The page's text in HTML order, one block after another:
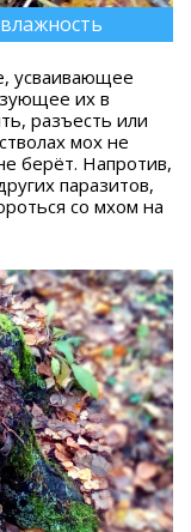
усваивающее
их в
разъесть или
мох не
берёт. Напротив,
паразитов,
со мхом на